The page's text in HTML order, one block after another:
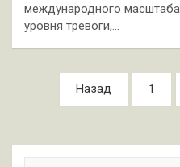
международного
уровня тревоги,…
Пагинация
записей
Назад 1